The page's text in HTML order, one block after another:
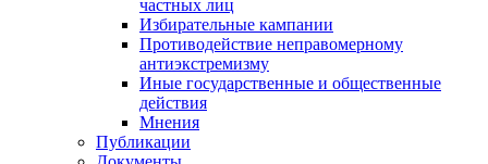
частных лиц
Избирательные кампании
Противодействие неправомерному
антиэкстремизму
Иные государственные и общественные
действия
Мнения
Публикации